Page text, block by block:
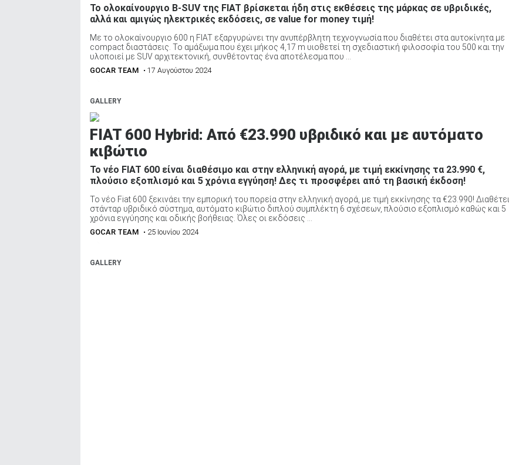
Το ολοκαίνουργιο B-SUV της FIAT βρίσκεται ήδη στις εκθέσεις της μάρκας σε υβριδικές,
αλλά και αμιγώς ηλεκτρικές εκδόσεις, σε value for money τιμή!
Με το ολοκαίνουργιο 600 η FIAT εξαργυρώνει την ανυπέρβλητη τεχνογνωσία που διαθέτει στα αυτοκίνητα με
compact διαστάσεις. Το αμάξωμα που έχει μήκος 4,17 m υιοθετεί τη σχεδιαστική φιλοσοφία του 500 και την
υλοποιεί με SUV αρχιτεκτονική, συνθέτοντας ένα αποτέλεσμα που ...
GOCAR TEAM • 17 Αυγούστου 2024
GALLERY
FIAT 600 Hybrid: Aπό €23.990 υβριδικό και με αυτόματο
κιβώτιο
Το νέο FIAT 600 είναι διαθέσιμο και στην ελληνική αγορά, με τιμή εκκίνησης τα 23.990 €,
πλούσιο εξοπλισμό και 5 χρόνια εγγύηση! Δες τι προσφέρει από τη βασική έκδοση!
Το νέο Fiat 600 ξεκινάει την εμπορική του πορεία στην ελληνική αγορά, με τιμή εκκίνησης τα €23.990! Διαθέτει
στάνταρ υβριδικό σύστημα, αυτόματο κιβώτιο διπλού συμπλέκτη 6 σχέσεων, πλούσιο εξοπλισμό καθώς και 5
χρόνια εγγύησης και οδικής βοήθειας. Όλες οι εκδόσεις ...
GOCAR TEAM • 25 Ιουνίου 2024
GALLERY